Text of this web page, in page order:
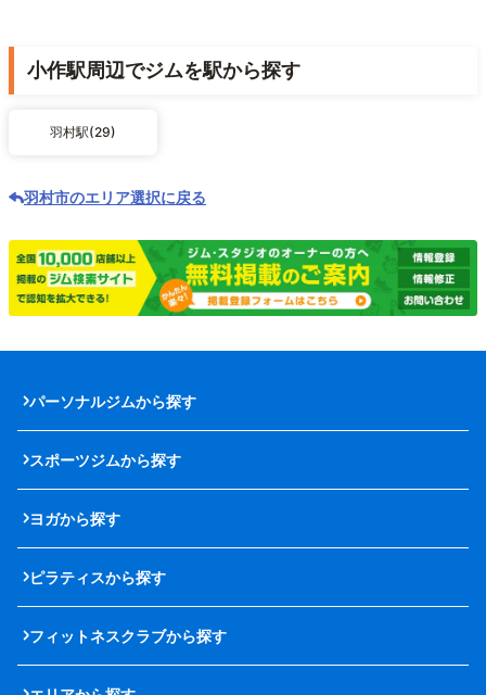
小作駅周辺でジムを駅から探す
羽村駅(29)
羽村市のエリア選択に戻る
パーソナルジムから探す
スポーツジムから探す
ヨガから探す
ピラティスから探す
フィットネスクラブから探す